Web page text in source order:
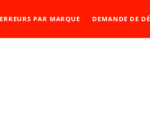
PAR MARQUE DEMANDE DE